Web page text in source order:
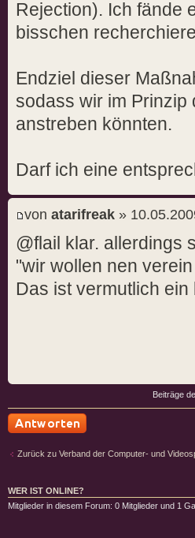
Rejection). Ich fände
bisschen
Endziel dieser
sodass wir im
anstreben könnten.
Darf ich eine
von atarifreak »
@flail klar. allerdings
"wir wollen nen
Das ist vermutlich ein
Beiträge
Zurück zu Verband der Computer- und
WER IST ONLINE?
Mitglieder in diesem Forum: 0 Mitglieder und 1